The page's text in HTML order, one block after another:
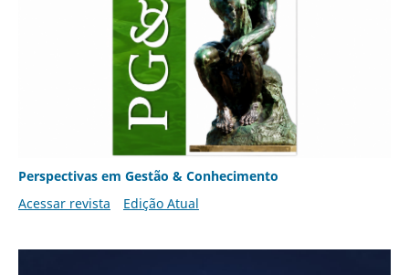
Perspectivas em Gestão & Conhecimento
Acessar revista
Edição Atual